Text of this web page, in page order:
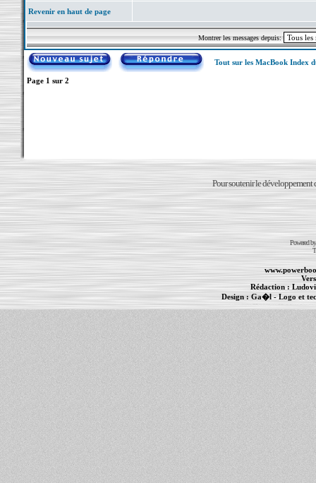
Revenir en haut de page
Montrer les messages depuis:
Tout sur les MacBook Index
Page 1 sur 2
Pour soutenir le développement
Powered
Rédaction :
Design : Ga�l- Logo et
Informations : PowerBook MacBook Pro